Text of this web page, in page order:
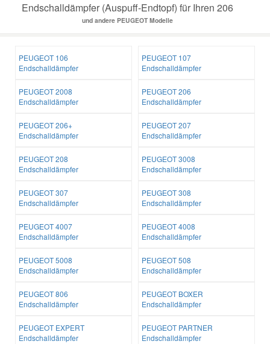
Endschalldämpfer (Auspuff-Endtopf) für Ihren 206
und andere PEUGEOT Modelle
PEUGEOT 106
Endschalldämpfer
PEUGEOT 107
Endschalldämpfer
PEUGEOT 2008
Endschalldämpfer
PEUGEOT 206
Endschalldämpfer
PEUGEOT 206+
Endschalldämpfer
PEUGEOT 207
Endschalldämpfer
PEUGEOT 208
Endschalldämpfer
PEUGEOT 3008
Endschalldämpfer
PEUGEOT 307
Endschalldämpfer
PEUGEOT 308
Endschalldämpfer
PEUGEOT 4007
Endschalldämpfer
PEUGEOT 4008
Endschalldämpfer
PEUGEOT 5008
Endschalldämpfer
PEUGEOT 508
Endschalldämpfer
PEUGEOT 806
Endschalldämpfer
PEUGEOT BOXER
Endschalldämpfer
PEUGEOT EXPERT
Endschalldämpfer
PEUGEOT PARTNER
Endschalldämpfer